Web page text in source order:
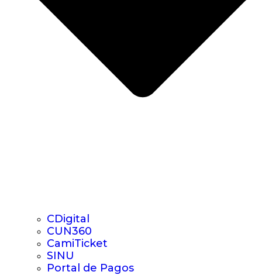
CDigital
CUN360
CamiTicket
SINU
Portal de Pagos